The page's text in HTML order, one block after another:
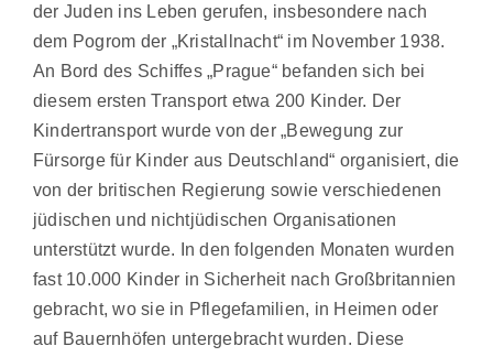
der Juden ins Leben gerufen, insbesondere nach
dem Pogrom der „Kristallnacht“ im November 1938.
An Bord des Schiffes „Prague“ befanden sich bei
diesem ersten Transport etwa 200 Kinder. Der
Kindertransport wurde von der „Bewegung zur
Fürsorge für Kinder aus Deutschland“ organisiert, die
von der britischen Regierung sowie verschiedenen
jüdischen und nichtjüdischen Organisationen
unterstützt wurde. In den folgenden Monaten wurden
fast 10.000 Kinder in Sicherheit nach Großbritannien
gebracht, wo sie in Pflegefamilien, in Heimen oder
auf Bauernhöfen untergebracht wurden. Diese